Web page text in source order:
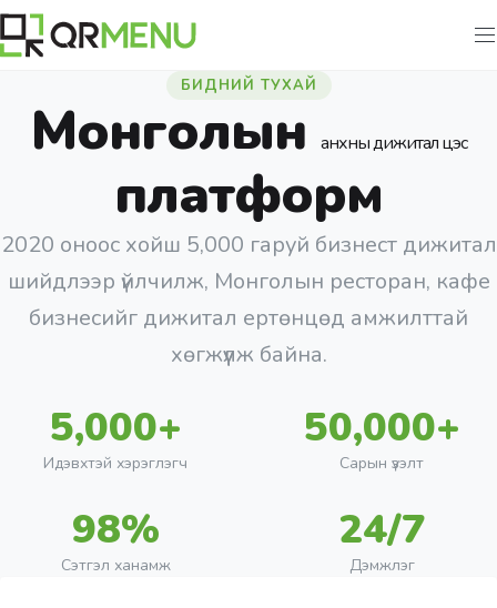
БИДНИЙ ТУХАЙ
Монголын анхны дижитал цэс
платформ
2020 оноос хойш 5,000 гаруй бизнест дижитал
шийдлээр үйлчилж, Монголын ресторан, кафе
бизнесийг дижитал ертөнцөд амжилттай
хөгжүүлж байна.
5,000+
Идэвхтэй хэрэглэгч
50,000+
Сарын үзэлт
98%
Сэтгэл ханамж
24/7
Дэмжлэг